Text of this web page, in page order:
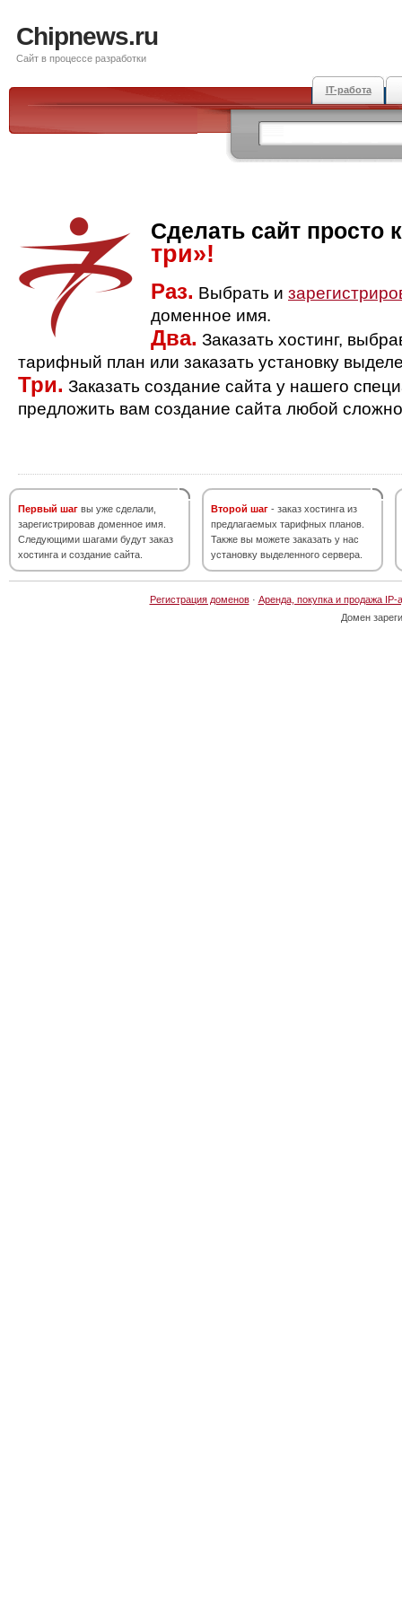
Chipnews.ru
Сайт в процессе разработки
IT-работа
Сделать сайт просто
три»!
Раз. Выбрать и
доменное имя.
Два. Заказать хостинг,
тарифный план или заказать установку
Три. Заказать создание сайта у нашего
предложить вам создание сайта любой
Первый шаг вы уже сделали,
зарегистрировав доменное имя.
Следующими шагами будут заказ
хостинга и создание сайта.
Второй шаг - заказ хостинга из
предлагаемых тарифных планов.
Также вы можете заказать у нас
установку выделенного сервера.
Регистрация доменов· Аренда, покупка и продажа IP-
Домен